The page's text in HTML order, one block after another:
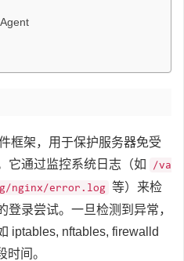
框架，用于保护服务器免受
它通过监控系统日志（如
/va
nginx/error.log 等）来检
录尝试。一旦检测到异常，
iptables, nftables, firewalld
间。